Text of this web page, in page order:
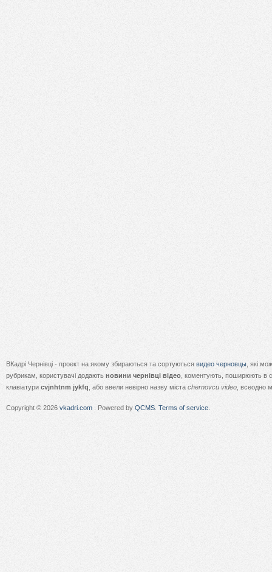
ВКадрі Чернівці - проект на якому збираються та сортуються видео черновцы , які
рубрикам, користувачі додають новини чернівці відео , коментують, поширюють в
клавіатури cvjnhtnm jykfq , або ввели невірно назву міста chernovcu video , всеодно
Copyright © 2026 vkadri.com . Powered by QCMS Terms of service.